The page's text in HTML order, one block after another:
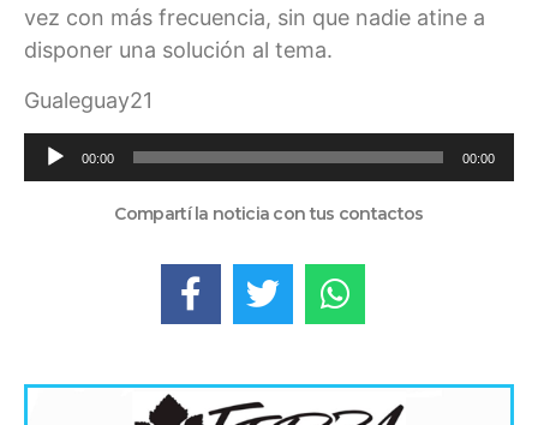
vez con más frecuencia, sin que nadie atine a
disponer una solución al tema.
Gualeguay21
Reproductor
de
00:00 00:00
Compartí la noticia con tus contactos